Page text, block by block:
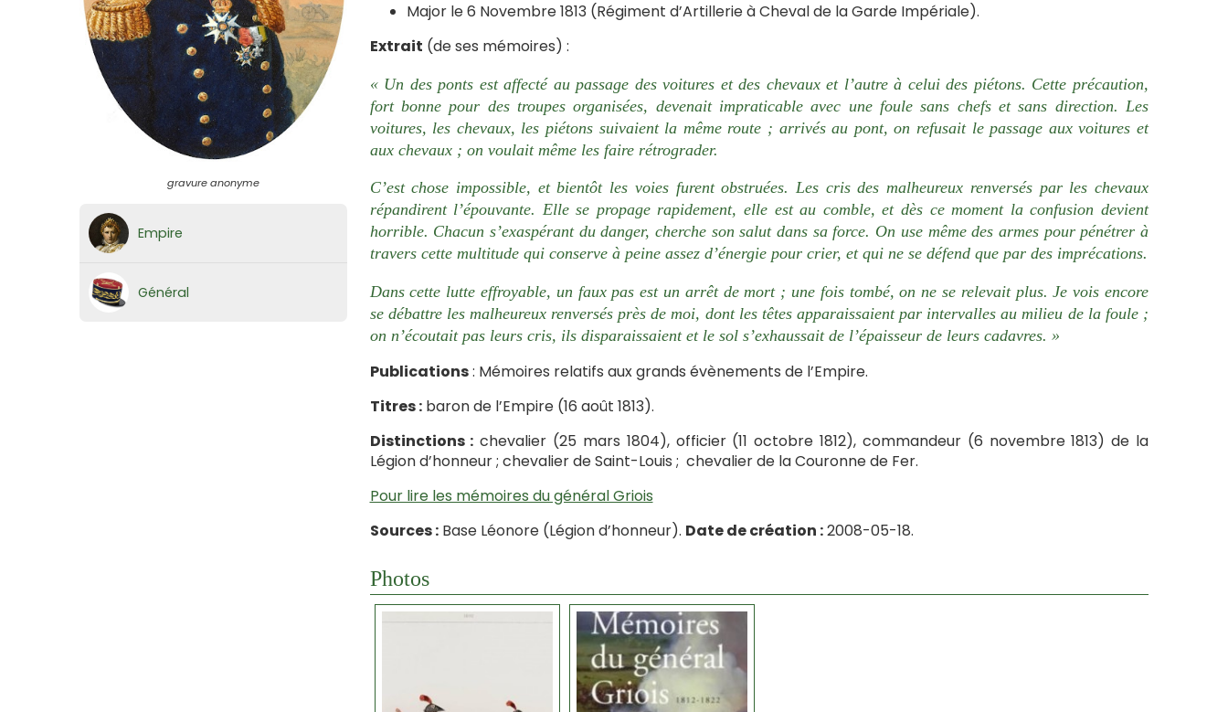
gravure anonyme
Empire
Général
Major le 6 Novembre 1813 (Régiment d’Artillerie à Cheval de la Garde Impériale).
Extrait (de ses mémoires) :
« Un des ponts est affecté au passage des voitures et des chevaux et l’autre à celui des piétons. Cette précaution,
fort bonne pour des troupes organisées, devenait impraticable avec une foule sans chefs et sans direction. Les
voitures, les chevaux, les piétons suivaient la même route ; arrivés au pont, on refusait le passage aux voitures et
aux chevaux ; on voulait même les faire rétrograder.
C’est chose impossible, et bientôt les voies furent obstruées. Les cris des malheureux renversés par les chevaux
répandirent l’épouvante. Elle se propage rapidement, elle est au comble, et dès ce moment la confusion devient
horrible. Chacun s’exaspérant du danger, cherche son salut dans sa force. On use même des armes pour pénétrer à
travers cette multitude qui conserve à peine assez d’énergie pour crier, et qui ne se défend que par des imprécations.
Dans cette lutte effroyable, un faux pas est un arrêt de mort ; une fois tombé, on ne se relevait plus. Je vois encore
se débattre les malheureux renversés près de moi, dont les têtes apparaissaient par intervalles au milieu de la foule ;
on n’écoutait pas leurs cris, ils disparaissaient et le sol s’exhaussait de l’épaisseur de leurs cadavres. »
Publications: Mémoires relatifs aux grands évènements de l’Empire.
Titres :baron de l’Empire (16 août 1813).
Distinctions : chevalier (25 mars 1804), officier (11 octobre 1812), commandeur (6 novembre 1813) de la
Légion d’honneur ; chevalier de Saint-Louis ; chevalier de la Couronne de Fer.
Pour lire les mémoires du général Griois
Sources :Base Léonore (Légion d’honneur). Date de création :2008-05-18.
Photos